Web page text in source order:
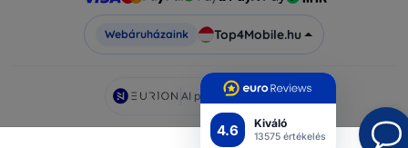
4.6 Kiváló
13575 értékelés
Webáruházaink Top4Mobile.hu
AI powered byEurion